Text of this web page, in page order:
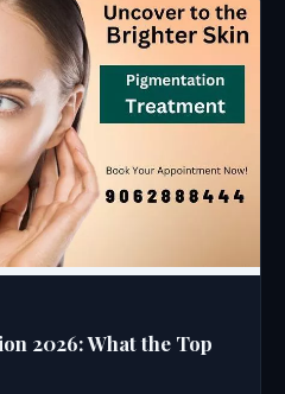
2026: What the Top